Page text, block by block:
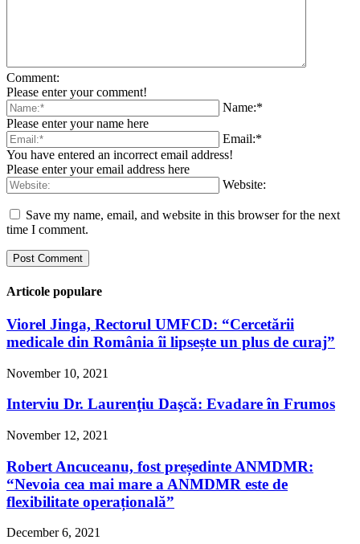
Comment:
Please enter your comment!
Name:*
Please enter your name here
Email:*
You have entered an incorrect email address!
Please enter your email address here
Website:
Save my name, email, and website in this browser for the next
time I comment.
Articole populare
Viorel Jinga, Rectorul UMFCD: “Cercetării
medicale din România îi lipsește un plus de curaj”
November 10, 2021
Interviu Dr. Laurenţiu Daşcă: Evadare în Frumos
November 12, 2021
Robert Ancuceanu, fost președinte ANMDMR:
“Nevoia cea mai mare a ANMDMR este de
flexibilitate operațională”
December 6, 2021